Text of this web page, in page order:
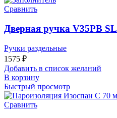
Сравнить
Дверная ручка V35PB SL
Ручки раздельные
1575 ₽
Добавить в список желаний
В корзину
Быстрый просмотр
Сравнить